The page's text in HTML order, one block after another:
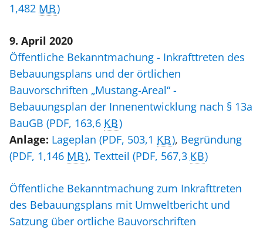
1,482 MB)
9. April 2020
Öffentliche Bekanntmachung - Inkrafttreten des
Bebauungsplans und der örtlichen
Bauvorschriften „Mustang-Areal“ -
Bebauungsplan der Innenentwicklung nach § 13a
BauGB (PDF, 163,6 KB)
Anlage: Lageplan (PDF, 503,1 KB), Begründung
(PDF, 1,146 MB), Textteil (PDF, 567,3 KB)
Öffentliche Bekanntmachung zum Inkrafttreten
des Bebauungsplans mit Umweltbericht und
Satzung über ortliche Bauvorschriften